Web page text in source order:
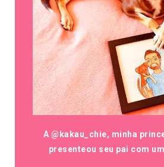
A @kakau_chie, minha
presenteou seu pai com